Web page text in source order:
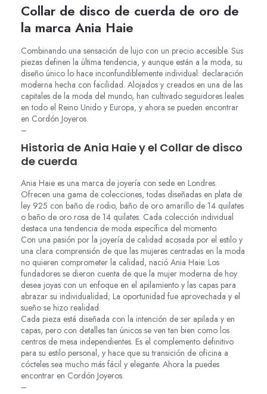
Collar de disco de cuerda de oro de
la marca Ania Haie
Combinando una sensación de lujo con un precio accesible. Sus
piezas definen la última tendencia, y aunque están a la moda, su
diseño único lo hace inconfundiblemente individual: declaración
moderna hecha con facilidad. Alojados y creados en una de las
capitales de la moda del mundo, han cultivado seguidores leales
en todo el Reino Unido y Europa, y ahora se pueden encontrar
en Cordón Joyeros.
–
Historia de Ania Haie y el Collar de disco
de cuerda
Ania Haie es una marca de joyería con sede en Londres.
Ofrecen una gama de colecciones, todas diseñadas en plata de
ley 925 con baño de rodio, baño de oro amarillo de 14 quilates
o baño de oro rosa de 14 quilates. Cada colección individual
destaca una tendencia de moda específica del momento.
Con una pasión por la joyería de calidad acosada por el estilo y
una clara comprensión de que las mujeres centradas en la moda
no quieren comprometer la calidad, nació Ania Haie. Los
fundadores se dieron cuenta de que la mujer moderna de hoy
desea joyas con un enfoque en el apilamiento y las capas para
abrazar su individualidad; La oportunidad fue aprovechada y el
sueño se hizo realidad.
Cada pieza está diseñada con la intención de ser apilada y en
capas, pero con detalles tan únicos se ven tan bien como los
centros de mesa independientes. Es el complemento definitivo
para su estilo personal, y hace que su transición de oficina a
cócteles sea mucho más fácil y elegante. Ahora la puedes
encontrar en Cordón Joyeros.
–